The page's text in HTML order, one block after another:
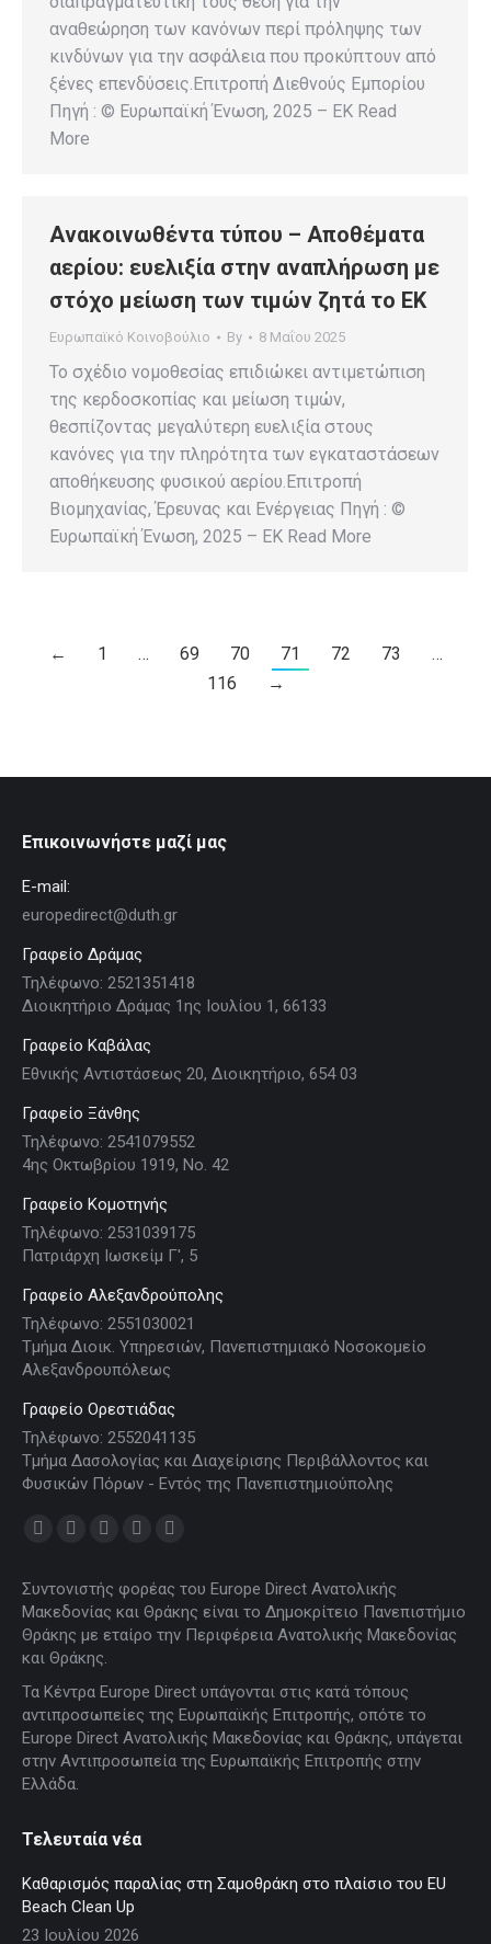
αναθεώρηση των κανόνων περί πρόληψης των
κινδύνων για την ασφάλεια που προκύπτουν από
ξένες επενδύσεις.Επιτροπή Διεθνούς Εμπορίου
Πηγή : © Ευρωπαϊκή Ένωση, 2025 – EK Read
More
Ανακοινωθέντα τύπου – Αποθέματα
αερίου: ευελιξία στην αναπλήρωση με
στόχο μείωση των τιμών ζητά το ΕΚ
Ευρωπαϊκό Κοινοβούλιο By 8 Μαΐου 2025
Το σχέδιο νομοθεσίας επιδιώκει αντιμετώπιση
της κερδοσκοπίας και μείωση τιμών,
θεσπίζοντας μεγαλύτερη ευελιξία στους
κανόνες για την πληρότητα των εγκαταστάσεων
αποθήκευσης φυσικού αερίου.Επιτροπή
Βιομηχανίας, Έρευνας και Ενέργειας Πηγή : ©
Ευρωπαϊκή Ένωση, 2025 – EK Read More
← 1 … 69 70 71 72 73
…
116
→
Επικοινωνήστε μαζί μας
E-mail:
europedirect@duth.gr
Γραφείο Δράμας
Τηλέφωνο: 2521351418
Διοικητήριο Δράμας 1ης Ιουλίου 1, 66133
Γραφείο Καβάλας
Εθνικής Αντιστάσεως 20, Διοικητήριο, 654 03
Γραφείο Ξάνθης
Τηλέφωνο: 2541079552
4ης Οκτωβρίου 1919, Νο. 42
Γραφείο Κομοτηνής
Τηλέφωνο: 2531039175
Πατριάρχη Ιωσκείμ Γ', 5
Γραφείο Αλεξανδρούπολης
Τηλέφωνο: 2551030021
Τμήμα Διοικ. Υπηρεσιών, Πανεπιστημιακό Νοσοκομείο
Αλεξανδρουπόλεως
Γραφείο Ορεστιάδας
Τηλέφωνο: 2552041135
Τμήμα Δασολογίας και Διαχείρισης Περιβάλλοντος και
Φυσικών Πόρων - Εντός της Πανεπιστημιούπολης
Find us on:
opens
in
new
window
opens
new
window
opens
in
new
window
opens
window
opens
window
Συντονιστής φορέας του Europe Direct Ανατολικής
Μακεδονίας και Θράκης είναι το Δημοκρίτειο Πανεπιστήμιο
Θράκης με εταίρο την Περιφέρεια Ανατολικής Μακεδονίας
και Θράκης.
Τα Κέντρα Europe Direct υπάγονται στις κατά τόπους
αντιπροσωπείες της Ευρωπαϊκής Επιτροπής, οπότε το
Europe Direct Ανατολικής Μακεδονίας και Θράκης, υπάγεται
στην Αντιπροσωπεία της Ευρωπαϊκής Επιτροπής στην
Ελλάδα.
Τελευταία νέα
Καθαρισμός παραλίας στη Σαμοθράκη στο πλαίσιο του EU
Beach Clean Up
23 Ιουλίου 2026